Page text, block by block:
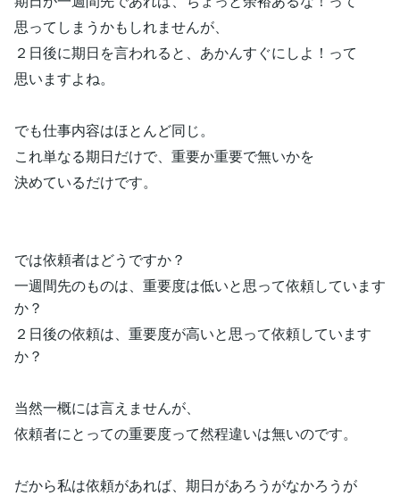
思ってしまうかもしれませんが、
２日後に期日を言われると、あかんすぐにしよ！って
思いますよね。
でも仕事内容はほとんど同じ。
これ単なる期日だけで、重要か重要で無いかを
決めているだけです。
では依頼者はどうですか？
一週間先のものは、重要度は低いと思って依頼しています
か？
２日後の依頼は、重要度が高いと思って依頼しています
か？
当然一概には言えませんが、
依頼者にとっての重要度って然程違いは無いのです。
だから私は依頼があれば、期日があろうがなかろうが